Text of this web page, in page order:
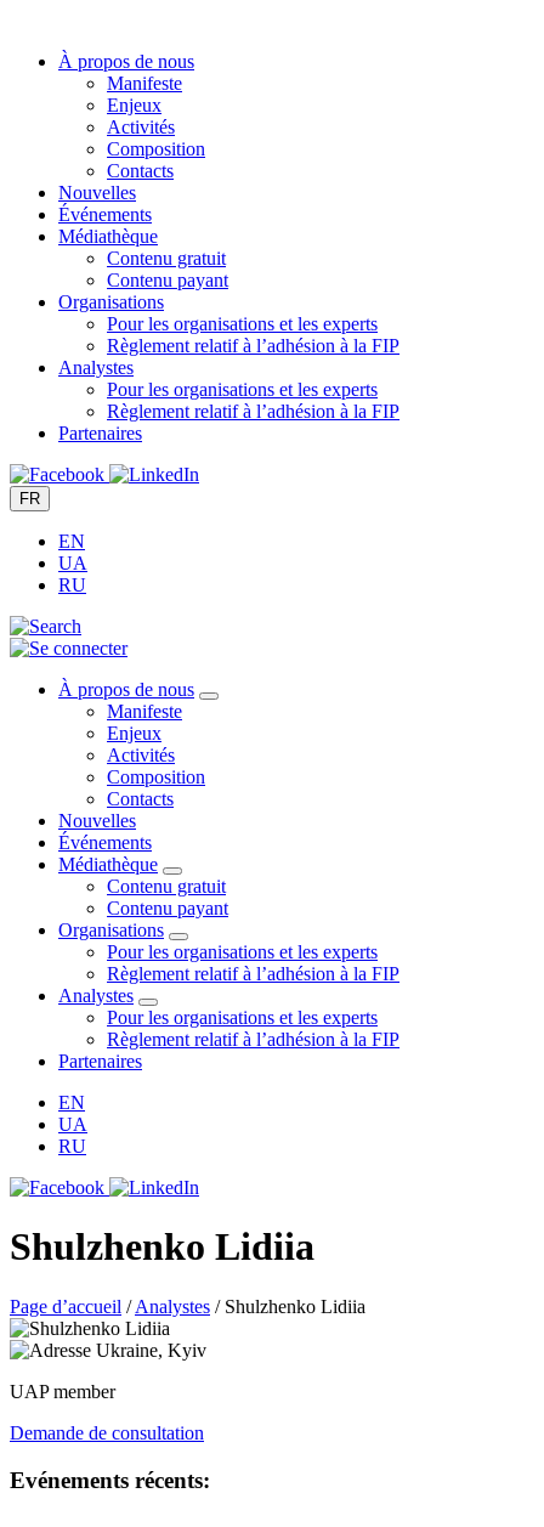
contenuÀ propos de nous
Manifeste
Enjeux
Activités
Composition
Contacts
Nouvelles
Événements
Médiathèque
Contenu gratuit
Contenu payant
Organisations
Pour les organisations et les experts
Règlement relatif à l’adhésion à la FIP
Analystes
Pour les organisations et les experts
Règlement relatif à l’adhésion à la FIP
Partenaires
FR
EN
UA
RU
À propos de nous
Manifeste
Enjeux
Activités
Composition
Contacts
Nouvelles
Événements
Médiathèque
Contenu gratuit
Contenu payant
Organisations
Pour les organisations et les experts
Règlement relatif à l’adhésion à la FIP
Analystes
Pour les organisations et les experts
Règlement relatif à l’adhésion à la FIP
Partenaires
EN
UA
RU
Shulzhenko Lidiia
Page d’accueil /Analystes / Shulzhenko Lidiia
Ukraine, Kyiv
UAP member
Demande de consultation
Evénements récents: